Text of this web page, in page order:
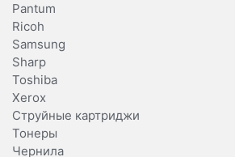
Pantum
Ricoh
Samsung
Sharp
Toshiba
Xerox
Струйные картриджи
Тонеры
Чернила